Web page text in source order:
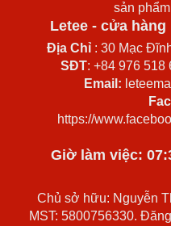
sản
Letee - cửa hàng
Địa Chỉ: 30 Mạc
SĐT: +84 976 518
Email:
https://
Giờ làm việc:
Chủ sở hữu: Nguyễn
MST: 5800756330.